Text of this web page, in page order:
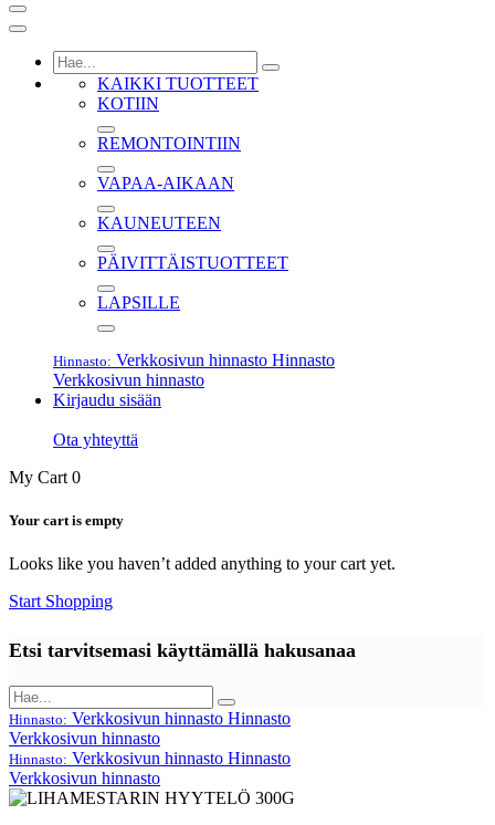
KAIKKI TUOTTEET
KOTIIN
REMONTOINTIIN
VAPAA-AIKAAN
KAUNEUTEEN
PÄIVITTÄISTUOTTEET
LAPSILLE
Hinnasto: Verkkosivun hinnasto Hinnasto
Verkkosivun hinnasto
Kirjaudu sisään
Ota yhteyttä
My Cart 0
Your cart is empty
Looks like you haven’t added anything to your cart yet.
Start Shopping
Etsi tarvitsemasi käyttämällä hakusanaa
Hinnasto: Verkkosivun hinnasto Hinnasto
Verkkosivun hinnasto
Hinnasto: Verkkosivun hinnasto Hinnasto
Verkkosivun hinnasto